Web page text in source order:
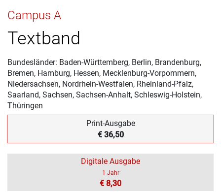
Campus A
Textband
Bundesländer: Baden-Württemberg, Berlin, Brandenburg,
Bremen, Hamburg, Hessen, Mecklenburg-Vorpommern,
Niedersachsen, Nordrhein-Westfalen, Rheinland-Pfalz,
Saarland, Sachsen, Sachsen-Anhalt, Schleswig-Holstein,
Thüringen
Print-Ausgabe
€ 36,50
Digitale Ausgabe
1 Jahr
€ 8,30